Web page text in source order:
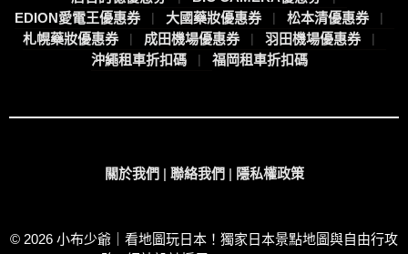
EDION愛電王優惠券
大國藥妝優惠券
松本清優惠券
札幌藥妝優惠券
成田機場優惠券
羽田機場優惠券
沖繩租車折扣碼
福岡租車折扣碼
關於我們 | 聯絡我們 | 隱私權政策
© 2026 小布少爺｜看地圖玩日本！獨家日本景點地圖與自由行攻